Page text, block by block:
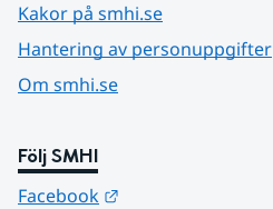
Kakor på smhi.se
Hantering av personuppgifter
Om smhi.se
Följ SMHI
Facebook